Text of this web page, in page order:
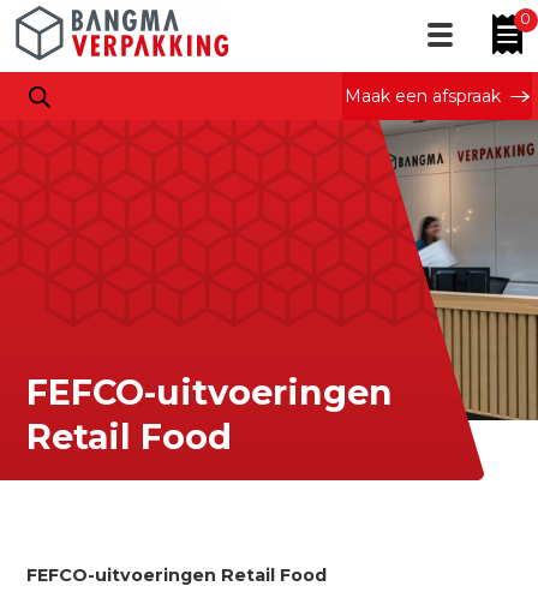
0
Maak een afspraak
FEFCO-uitvoeringen
Retail Food
FEFCO-uitvoeringen Retail Food